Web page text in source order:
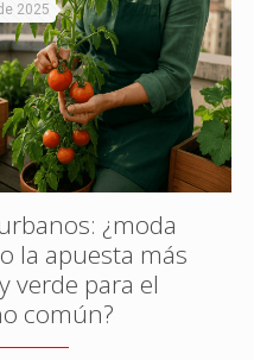
2025
¿moda
la apuesta más
verde para el
común?